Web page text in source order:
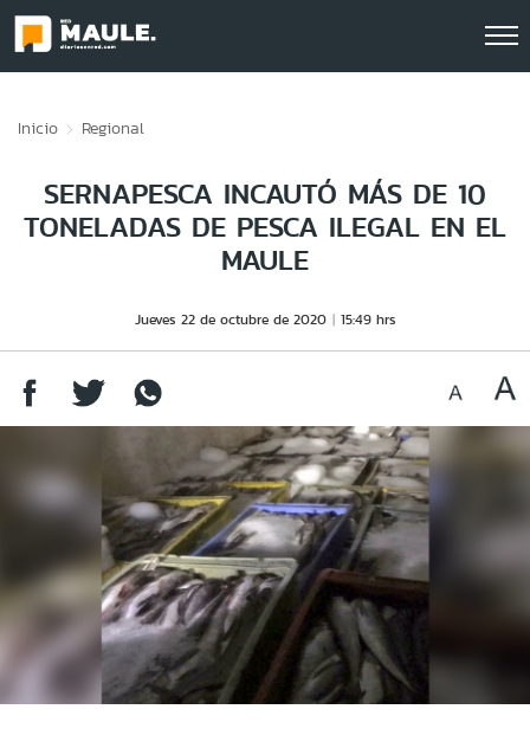
Inicio Regional
SERNAPESCA INCAUTÓ MÁS DE 10
TONELADAS DE PESCA ILEGAL EN EL
MAULE
Jueves 22 de octubre de 2020 15:49 hrs